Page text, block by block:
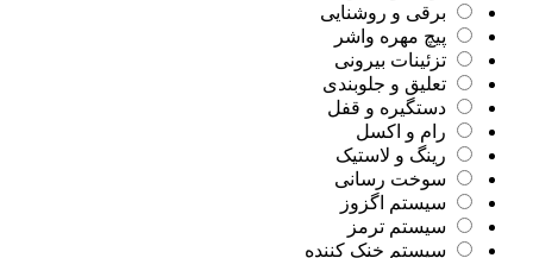
برقی و روشنایی
پیچ مهره واشر
تزئینات بیرونی
تعلیق و جلوبندی
دستگیره و قفل
رام و اکسل
رینگ و لاستیک
سوخت رسانی
سیستم اگزوز
سیستم ترمز
سیستم خنک کننده